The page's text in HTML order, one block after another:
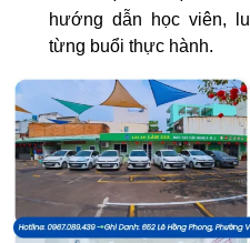
hướng dẫn học viên,
từng buổi thực hành.